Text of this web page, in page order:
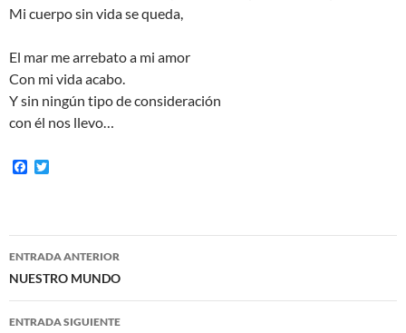
Mi cuerpo sin vida se queda,
El mar me arrebato a mi amor
Con mi vida acabo.
Y sin ningún tipo de consideración
con él nos llevo…
F
o
o
e
r
Navegación
de
entradas
ENTRADA ANTERIOR
NUESTRO MUNDO
ENTRADA SIGUIENTE